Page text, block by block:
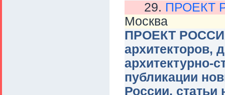
29. ПРОЕКТ
Москва
ПРОЕКТ
архитекторов,
архитектурно-
публикации
России, статьи